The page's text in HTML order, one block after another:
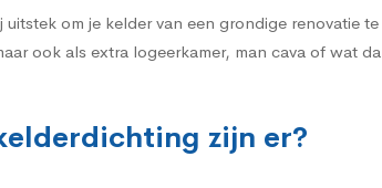
om je kelder van een grondige renovatie
ook als extra logeerkamer, man cava of wat
zijn er?